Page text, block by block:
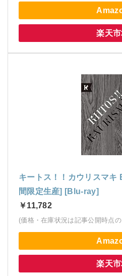
楽天
キートス！！カウリスマ
間限定生産] [Blu-ray]
￥11,782
(価格・在庫状況は記事公開時点
楽天